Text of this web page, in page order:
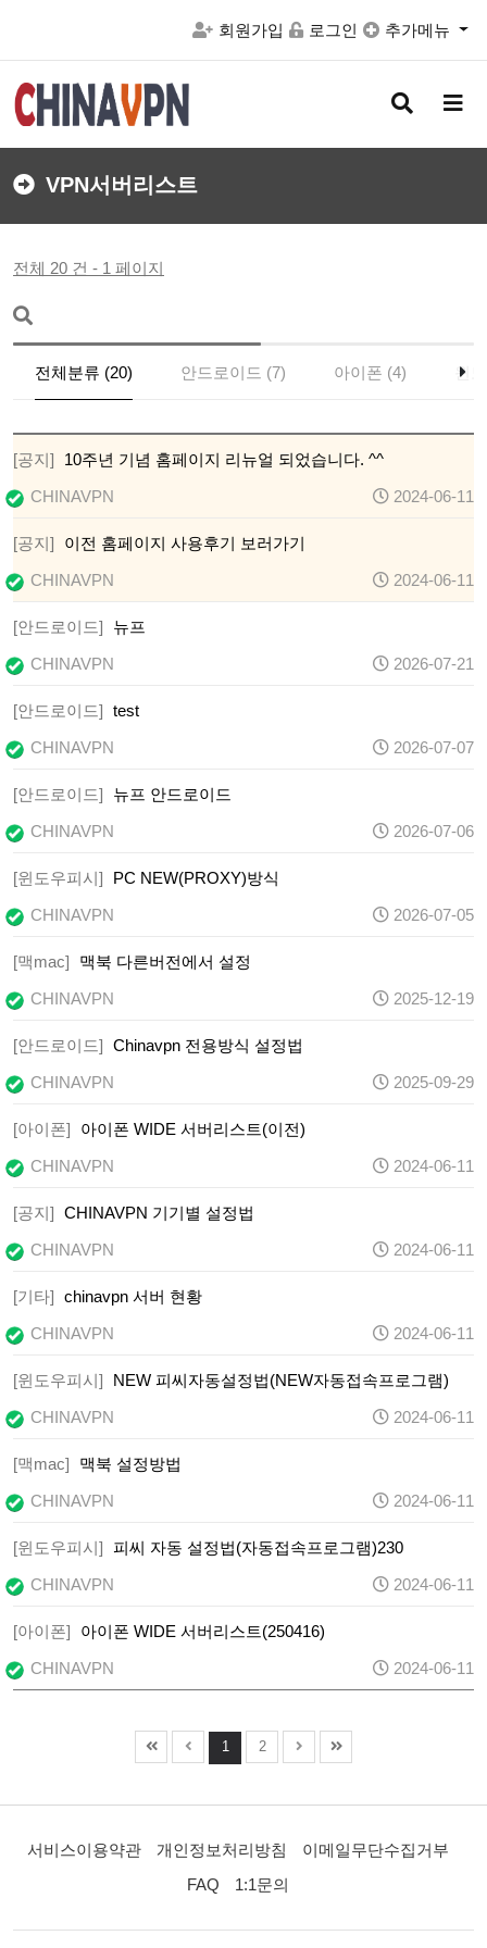
회원가입 로그인 추가메뉴
검
버
메
버
VPN서버리스트
전체 20 건 - 1 페이지
전체분류 (20) 안드로이드 (7) 아이폰 (4) 윈
[공지]
10주년 기념 홈페이지 리뉴얼 되었습니다. ^^
CHINAVPN
2024-06-11
[공지]
이전 홈페이지 사용후기 보러가기
CHINAVPN
2024-06-11
[안드로이드]
뉴프
CHINAVPN
2026-07-21
[안드로이드] test
CHINAVPN
2026-07-07
[안드로이드]
뉴프 안드로이드
CHINAVPN
2026-07-06
[윈도우피시]
PC NEW(PROXY)방식
CHINAVPN
2026-07-05
[맥mac]
맥북 다른버전에서 설정
CHINAVPN
2025-12-19
[안드로이드] Chinavpn 전용방식 설정법
CHINAVPN
2025-09-29
[아이폰]
아이폰 WIDE 서버리스트(이전)
CHINAVPN
2024-06-11
[공지] CHINAVPN 기기별 설정법
CHINAVPN
2024-06-11
[기타] chinavpn 서버 현황
CHINAVPN
2024-06-11
[윈도우피시]
NEW 피씨자동설정법(NEW자동접속프로그램)
CHINAVPN
2024-06-11
[맥mac]
맥북 설정방법
CHINAVPN
2024-06-11
[윈도우피시]
피씨 자동 설정법(자동접속프로그램)230
CHINAVPN
2024-06-11
[아이폰]
아이폰 WIDE 서버리스트(250416)
CHINAVPN
2024-06-11
1 2
서비스이용약관 개인정보처리방침
이메일무단수집거부
FAQ
1:1문의